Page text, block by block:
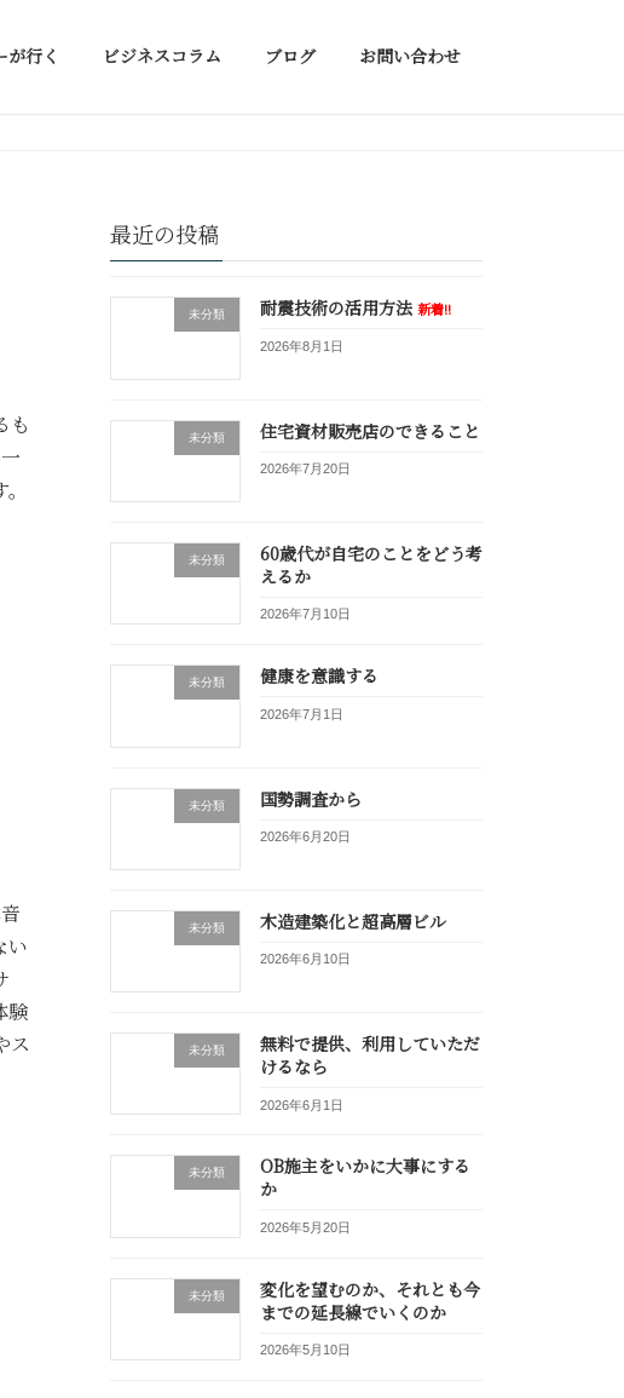
が行く ビジネスコラム ブログ お問い合わせ
も
い
験
ス
最近の投稿
未分類 耐震技術の活用方法 新着!!
2026年8月1日
未分類 住宅資材販売店のできること
2026年7月20日
未分類
60歳代が自宅のことをどう考
えるか
2026年7月10日
未分類 健康を意識する
2026年7月1日
未分類 国勢調査から
2026年6月20日
未分類 木造建築化と超高層ビル
2026年6月10日
未分類
無料で提供、利用していただ
けるなら
2026年6月1日
未分類
OB施主をいかに大事にする
か
2026年5月20日
未分類
変化を望むのか、それとも今
までの延長線でいくのか
2026年5月10日